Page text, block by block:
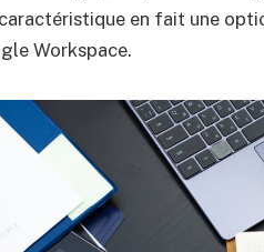
en fait une
Workspace.